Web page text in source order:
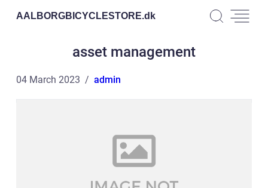
AALBORGBICYCLESTORE.dk
asset management
04 March 2023 admin